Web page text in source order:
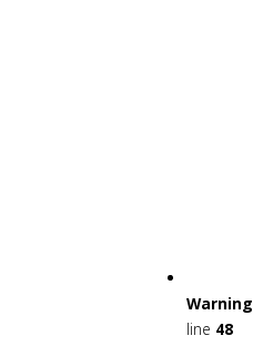
Warning
line 48